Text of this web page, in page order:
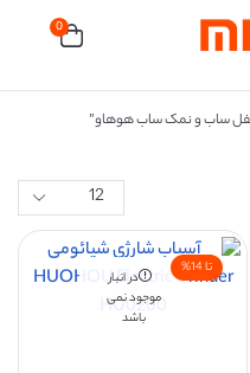
0
ساب و نمک ساب هوهاو”
تا 14%
در انبار
موجود نمی
باشد